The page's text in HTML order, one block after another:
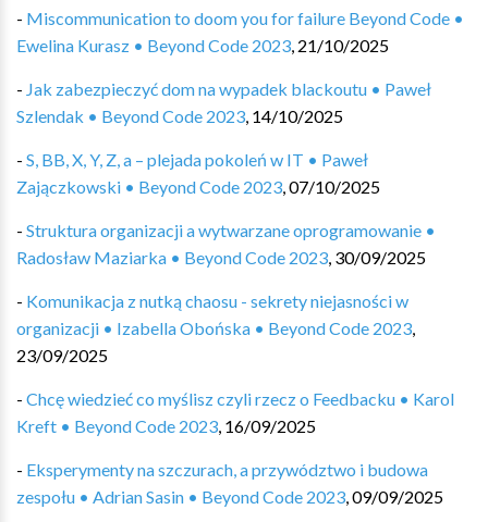
- Miscommunication to doom you for failure Beyond Code •
Ewelina Kurasz • Beyond Code 2023, 21/10/2025
- Jak zabezpieczyć dom na wypadek blackoutu • Paweł
Szlendak • Beyond Code 2023, 14/10/2025
- S, BB, X, Y, Z, a – plejada pokoleń w IT • Paweł
Zajączkowski • Beyond Code 2023,07/10/2025
- Struktura organizacji a wytwarzane oprogramowanie •
Radosław Maziarka • Beyond Code 2023, 30/09/2025
- Komunikacja z nutką chaosu - sekrety niejasności w
organizacji • Izabella Obońska • Beyond Code 2023,
23/09/2025
- Chcę wiedzieć co myślisz czyli rzecz o Feedbacku • Karol
Kreft • Beyond Code 2023, 16/09/2025
- Eksperymenty na szczurach, a przywództwo i budowa
zespołu • Adrian Sasin • Beyond Code 2023,09/09/2025